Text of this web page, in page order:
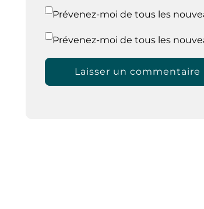
Prévenez-moi de tous les
Prévenez-moi de tous les